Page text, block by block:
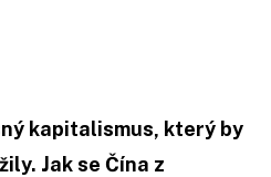
kapitalismus, který by
Jak se Čína z